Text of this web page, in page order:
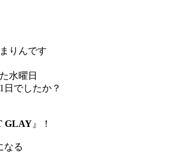
りんです
水曜日
日でしたか？
GLAY 』！
なる